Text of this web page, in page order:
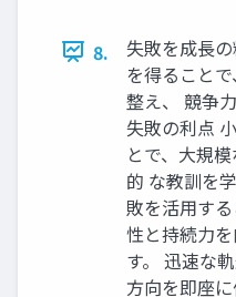
8.
失敗を成長
を得ること
整え、 競争
失敗の利点
とで、大規
的 な教訓を
敗を活用す
性と持続力
す。 迅速な
方向を即座